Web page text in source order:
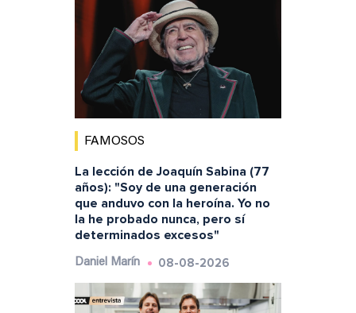
FAMOSOS
La lección de Joaquín Sabina (77
años): "Soy de una generación
que anduvo con la heroína. Yo no
la he probado nunca, pero sí
determinados excesos"
Daniel Marín 08-08-2026